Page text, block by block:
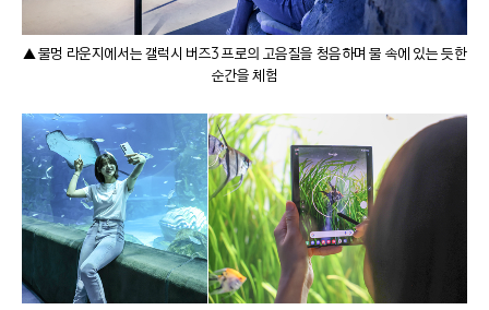
▲ 물멍 라운지에서는 갤럭시 버즈3 프로의 고음질을 청음하며 물 속에 있는 듯한
순간을 체험